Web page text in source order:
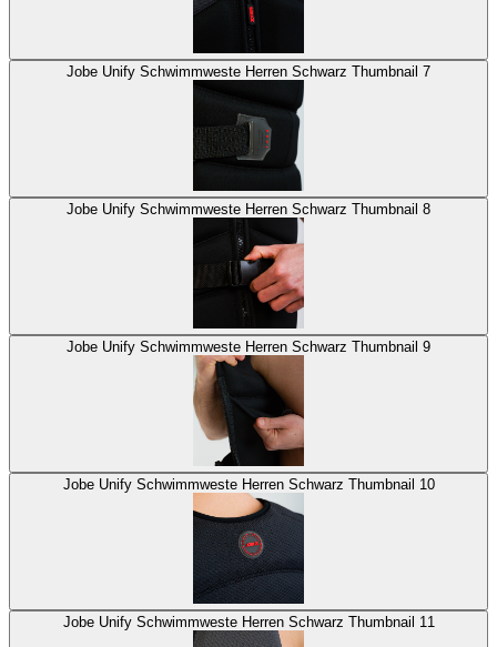
Jobe Unify Schwimmweste Herren Schwarz Thumbnail 7
Jobe Unify Schwimmweste Herren Schwarz Thumbnail 8
Jobe Unify Schwimmweste Herren Schwarz Thumbnail 9
Jobe Unify Schwimmweste Herren Schwarz Thumbnail 10
Jobe Unify Schwimmweste Herren Schwarz Thumbnail 11